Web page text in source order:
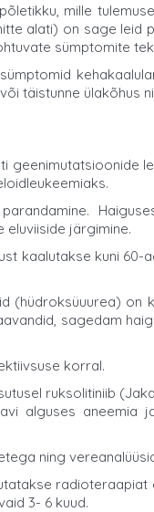
mille
alati) on sage leid
sümptomite
täistunne ülakõhus
eluviiside järgimine.
kaalutakse kuni 60-
(hüdroksüuurea) on
sagedam
korral.
ruksolitiniib
alguses aneemia
ning
radioteraapiat
3- 6 kuud.